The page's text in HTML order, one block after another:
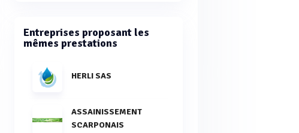
Entreprises proposant les
mêmes prestations
HERLI SAS
ASSAINISSEMENT
SCARPONAIS